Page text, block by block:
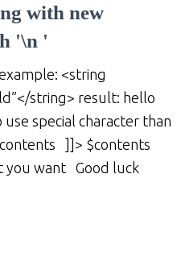
with new
'\n '
<string
string> result: hello
special character than
]]> $contents
you want Good luck